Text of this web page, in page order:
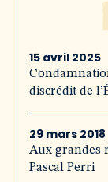
15 avril 2025
discrédit de
29 mars 2018
Aux grandes
Pascal Perri